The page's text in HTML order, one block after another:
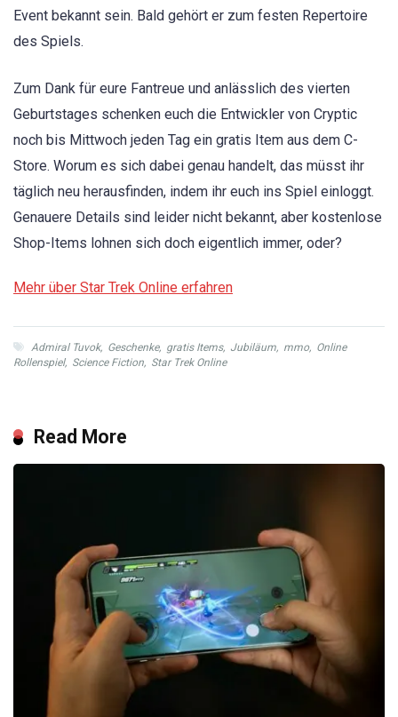
Event bekannt sein. Bald gehört er zum festen Repertoire
des Spiels.
Zum Dank für eure Fantreue und anlässlich des vierten
Geburtstages schenken euch die Entwickler von Cryptic
noch bis Mittwoch jeden Tag ein gratis Item aus dem C-
Store. Worum es sich dabei genau handelt, das müsst ihr
täglich neu herausfinden, indem ihr euch ins Spiel einloggt.
Genauere Details sind leider nicht bekannt, aber kostenlose
Shop-Items lohnen sich doch eigentlich immer, oder?
Mehr über Star Trek Online erfahren
Admiral Tuvok, Geschenke, gratis Items, Jubiläum, mmo, Online
Rollenspiel, Science Fiction, Star Trek Online
Read More